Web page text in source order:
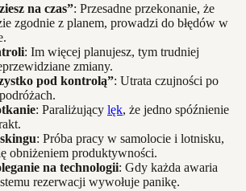
na czas”: Przesadne przekonanie, że
zgodnie z planem, prowadzi do błędów w
: Im więcej planujesz, tym trudniej
zmiany.
pod kontrolą”: Utrata czujności po
: Paraliżujący lęk, że jedno spóźnienie
: Próba pracy w samolocie i lotnisku,
obniżeniem produktywności.
na technologii: Gdy każda awaria
rezerwacji wywołuje panikę.